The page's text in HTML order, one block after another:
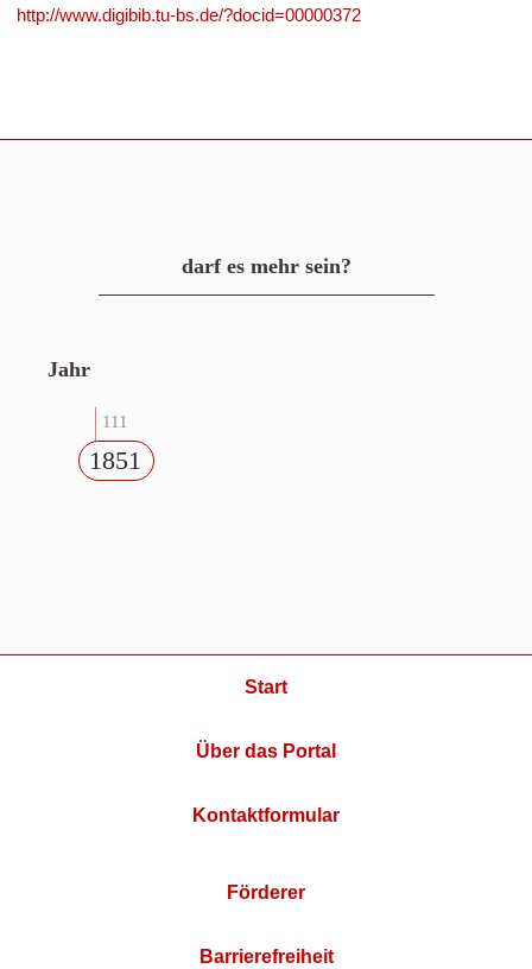
http://www.digibib.tu-bs.de/?docid=00000372
darf es mehr sein?
Jahr
111
1851
Start
Über das Portal
Kontaktformular
Förderer
Barrierefreiheit